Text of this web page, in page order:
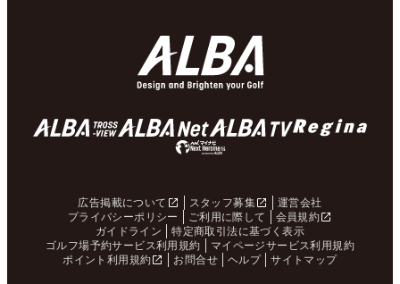
広告掲載について スタッフ募集
運営会社
プライバシーポリシー
ご利用に際して
会員規約
ガイドライン
特定商取引法に基づく表示
ゴルフ場予約サービス利用規約
マイページサービス利用規約
ポイント利用規約
お問合せ ヘルプ サイトマップ